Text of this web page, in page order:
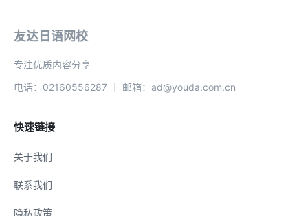
友达日语网校
专注优质内容分享
电话：02160556287 ｜ 邮箱：ad@youda.com.cn
快速链接
关于我们
联系我们
隐私政策